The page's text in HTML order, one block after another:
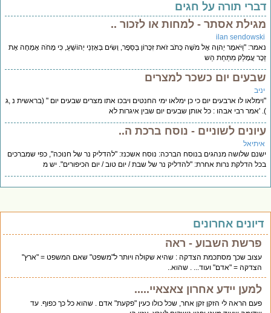
תורה על חגים
אסתר - למחות או לזכור ..
ilan
"וַיֹּאמֶר יְהוָה אֶל מֹשֶׁה כְּתֹב זֹאת זִכָּרוֹן בַּסֵּפֶר, וְשִׂים בְּאָזְנֵי יְהוֹשֻׁעַ, כִּי מָחֹה אֶמְחֶה אֶת
עֲמָלֵק מִתַּחַת הַש
יום כשכר למצרים
לו ארבעים יום כי כן ימלאו ימי החנטים ויבכו אתו מצרים שבעים יום " (בראשית נ ,ג
'אמר רבי אבהו : כל אותן שבעים יום שבין איגרות לא
לשוניים - נוסח ברכת ה..
שלושה מנהגים בנוסח הברכה: נוסח אשכנז: "להדליק נר של חנוכה", כפי שמברכים
הדלקת נרות אחרת: "להדליק נר של שבת / יום טוב / יום הכיפורים". יש מ
אחרונים
פרשת השבוע - ראה
עצוב שכך מסתכמת הצדקה : שהיא שקולה ויותר ל"משפט" שאם המשפט = "ארץ"
הצדקה = "אדם" ועוד... . שהוא..
למען יידע אחרון צאצאיי.....
פעם הראה לי הזקן זקן אחר, שכל כולו כעין "פקעת" אדם . שהוא כל כך כפוף. עד